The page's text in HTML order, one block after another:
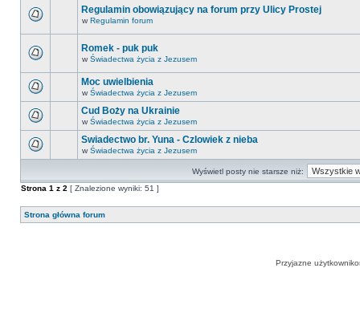
Regulamin obowiązujący na forum przy Ulicy Prostej
w Regulamin forum
Romek - puk puk
w Świadectwa życia z Jezusem
Moc uwielbienia
w Świadectwa życia z Jezusem
Cud Boży na Ukrainie
w Świadectwa życia z Jezusem
Swiadectwo br. Yuna - Czlowiek z nieba
w Świadectwa życia z Jezusem
Wyświetl posty nie starsze niż:
Strona 1 z 2 [ Znalezione wyniki: 51 ]
Strona główna forum
Przyjazne